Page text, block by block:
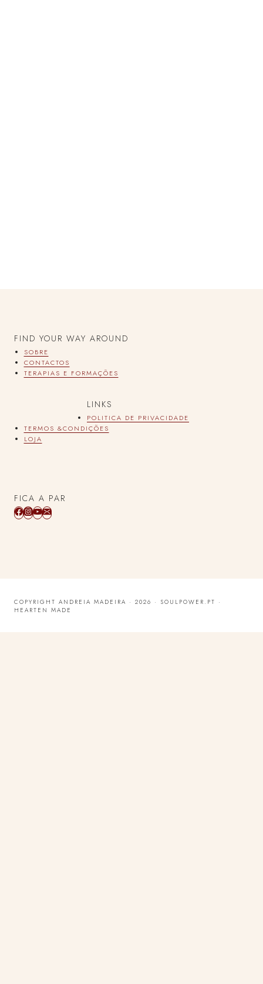
FIND YOUR WAY AROUND
SOBRE
CONTACTOS
TERAPIAS E FORMAÇÕES
LINKS
POLITICA DE PRIVACIDADE
TERMOS &CONDIÇÕES
LOJA
FICA A PAR
COPYRIGHT ANDREIA MADEIRA · 2026 · SOULPOWER.PT ·
HEARTEN MADE